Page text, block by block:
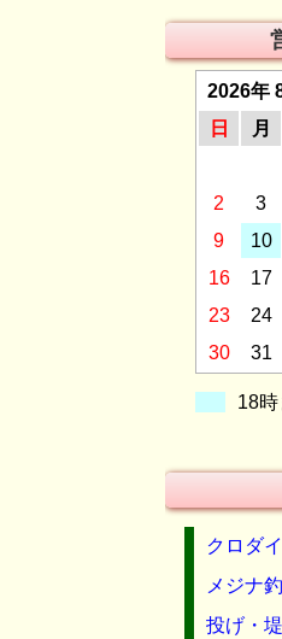
2026年
日
月
2
3
9
10
16
17
23
24
30
31
18
クロダ
メジナ
投げ・